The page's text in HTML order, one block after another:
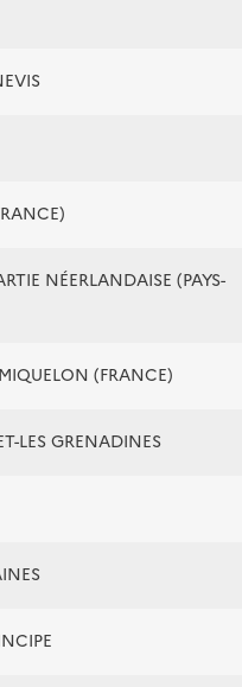
NÉERLANDAISE (PAYS-
(FRANCE)
LES GRENADINES